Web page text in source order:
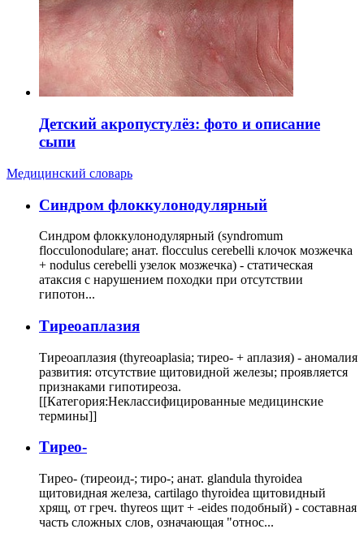
Детский акропустулёз: фото и описание
сыпи
Медицинский словарь
Cиндром флоккулонодулярный
Синдром флоккулонодулярный (syndromum
flocculonodulare; анат. flocculus cerebelli клочок мозжечка
+ nodulus cerebelli узелок мозжечка) - статическая
атаксия с нарушением походки при отсутствии
гипотон...
Тиреоаплазия
Тиреоаплазия (thyreoaplasia; тирео- + аплазия) - аномалия
развития: отсутствие щитовидной железы; проявляется
признаками гипотиреоза.
[[Категория:Неклассифицированные медицинские
термины]]
Тирео-
Тирео- (тиреоид-; тиро-; анат. glandula thyroidea
щитовидная железа, cartilago thyroidea щитовидный
хрящ, от греч. thyreos щит + -eides подобный) - составная
часть сложных слов, означающая "относ...